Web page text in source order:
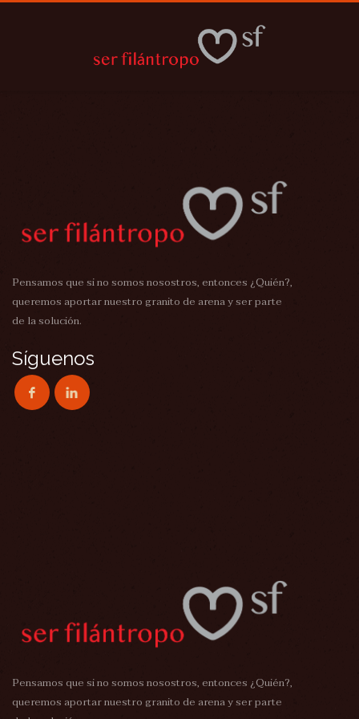
Pensamos que si no somos nosostros, entonces ¿Quién?,
queremos aportar nuestro granito de arena y ser parte
de la solución.
Síguenos
Pensamos que si no somos nosostros, entonces ¿Quién?,
queremos aportar nuestro granito de arena y ser parte